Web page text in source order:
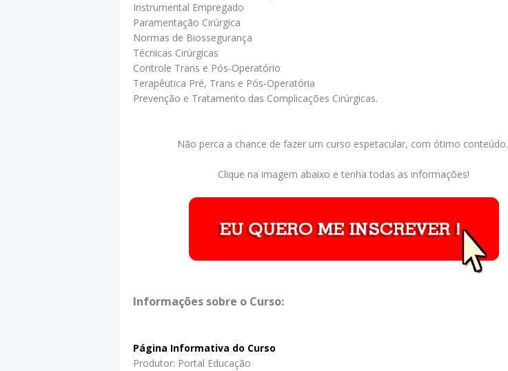
Instrumental Empregado
Paramentação Cirúrgica
Normas de Biossegurança
Técnicas Cirúrgicas
Controle Trans e Pós-Operatório
Terapêutica Pré, Trans e Pós-Operatória
Prevenção e Tratamento das Complicações Cirúrgicas.
Não perca a chance de fazer um curso espetacular, com ótimo conteúdo.
Clique na imagem abaixo e tenha todas as informações!
Informações sobre o Curso:
Página Informativa do Curso
Produtor: Portal Educação